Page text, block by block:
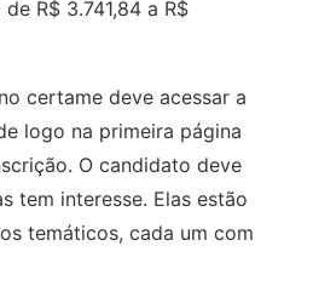
R$ 3.741,84 a R$
certame deve acessar a
logo na primeira página
O candidato deve
tem interesse. Elas estão
temáticos, cada um com